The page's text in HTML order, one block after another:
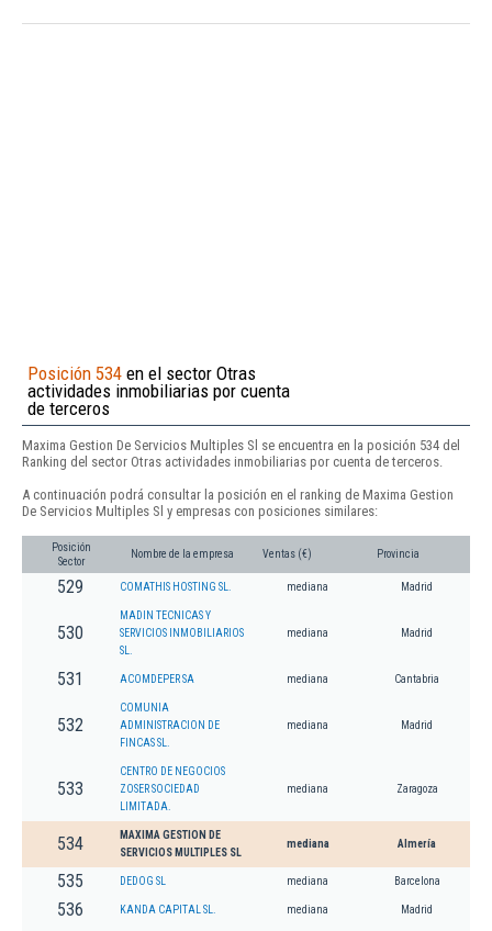
Posición 534 en el sector Otras
actividades inmobiliarias por cuenta
de terceros
Maxima Gestion De Servicios Multiples Sl se encuentra en la posición 534 del
Ranking del sector Otras actividades inmobiliarias por cuenta de terceros.
A continuación podrá consultar la posición en el ranking de Maxima Gestion
De Servicios Multiples Sl y empresas con posiciones similares:
Posición
Sector
Nombre de la empresa Ventas (€) Provincia
529 COMATHIS HOSTING SL. mediana Madrid
530
MADIN TECNICAS Y
SERVICIOS INMOBILIARIOS
SL.
mediana Madrid
531 ACOMDEPER SA mediana Cantabria
532
COMUNIA
ADMINISTRACION DE
FINCAS SL.
mediana Madrid
533
CENTRO DE NEGOCIOS
ZOSER SOCIEDAD
LIMITADA.
mediana Zaragoza
534
MAXIMA GESTION DE
SERVICIOS MULTIPLES SL
mediana Almería
535 DEDOG SL mediana Barcelona
536 KANDA CAPITAL SL. mediana Madrid